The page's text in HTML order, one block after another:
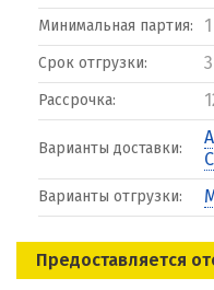
Минимальная партия:
Срок отгрузки:
Рассрочка:
Варианты доставки:
Варианты отгрузки:
Предоставляется